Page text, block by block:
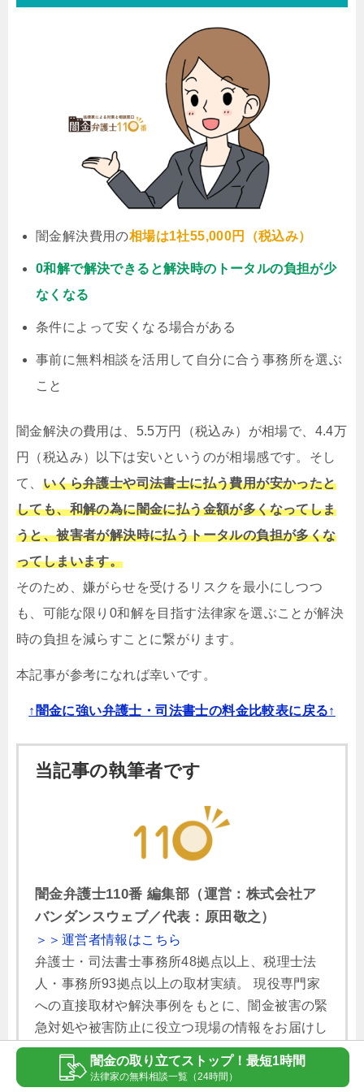
闇金解決費用の相場は1社55,000円（税込み）
0和解で解決できると解決時のトータルの負担が少
なくなる
条件によって安くなる場合がある
事前に無料相談を活用して自分に合う事務所を選ぶ
こと
闇金解決の費用は、5.5万円（税込み）が相場で、4.4万
円（税込み）以下は安いというのが相場感です。そし
て、 いくら弁護士や司法書士に払う費用が安かったと
しても、和解の為に闇金に払う金額が多くなってしま
うと、被害者が解決時に払うトータルの負担が多くな
ってしまいます。
そのため、嫌がらせを受けるリスクを最小にしつつ
も、可能な限り0和解を目指す法律家を選ぶことが解決
時の負担を減らすことに繋がります。
本記事が参考になれば幸いです。
↑闇金に強い弁護士・司法書士の料金比較表に戻る↑
当記事の執筆者です
闇金弁護士110番 編集部（運営：株式会社ア
バンダンスウェブ／代表：原田敬之）
＞＞運営者情報はこちら
弁護士・司法書士事務所48拠点以上、税理士法
人・事務所93拠点以上の取材実績。 現役専門家
への直接取材や解決事例をもとに、闇金被害の緊
急対処や被害防止に役立つ現場の情報をお届けし
ます。
闇金の取り立てストップ！最短1時間
法律家の無料相談一覧（24時間）